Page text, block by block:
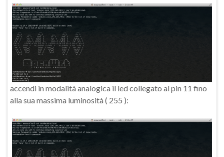
accendi in modalità analogica il led collegato al pin 11 fino
alla sua massima luminosità ( 255 ):